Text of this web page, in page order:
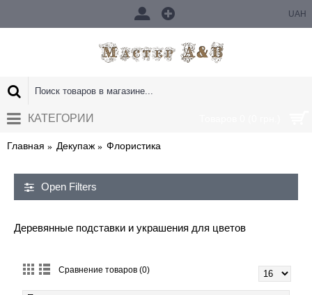
UAH
КАТЕГОРИИ
Главная Декупаж Флористика
Open Filters
Деревянные подставки и украшения для цветов
Сравнение товаров (0)